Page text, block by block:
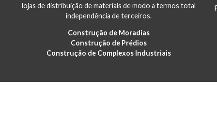
lojas de distribuição de materiais de modo a termos total
independência de terceiros.
Construção de Moradias
Construção de Prédios
Construção de Complexos Industriais